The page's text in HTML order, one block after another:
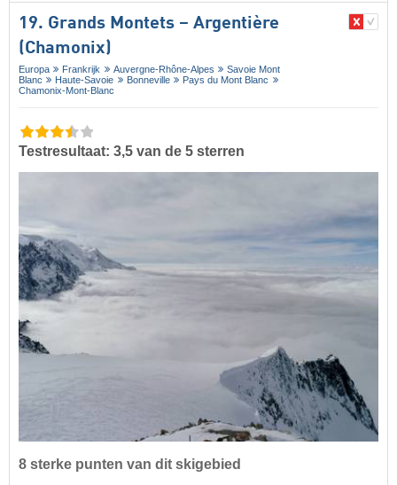
19. Grands Montets – Argentière
(Chamonix)
Europa Frankrijk Auvergne-Rhône-Alpes
Savoie Mont
Blanc
Haute-Savoie Bonneville
Pays du Mont Blanc
Chamonix-Mont-Blanc
Testresultaat: 3,5 van de 5 sterren
8 sterke punten van dit skigebied